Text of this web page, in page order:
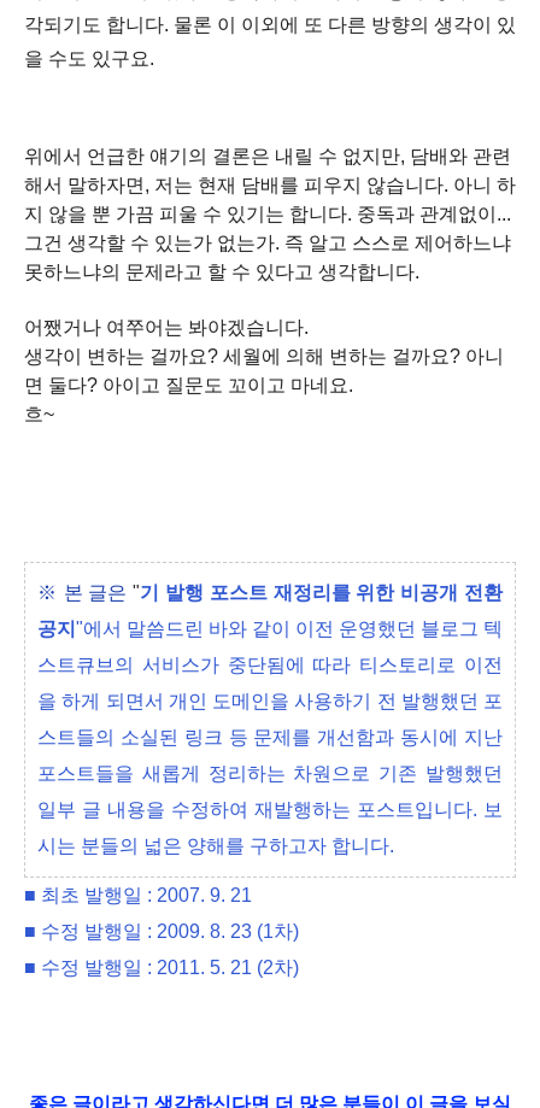
각되기도 합니다. 물론 이 이외에 또 다른 방향의 생각이 있
을 수도 있구요.
위에서 언급한 얘기의 결론은 내릴 수 없지만, 담배와 관련
해서 말하자면, 저는 현재 담배를 피우지 않습니다. 아니 하
지 않을 뿐 가끔 피울 수 있기는 합니다. 중독과 관계없이...
그건 생각할 수 있는가 없는가. 즉 알고 스스로 제어하느냐
못하느냐의 문제라고 할 수 있다고 생각합니다.
어쨌거나 여쭈어는 봐야겠습니다.
생각이 변하는 걸까요? 세월에 의해 변하는 걸까요? 아니
면 둘다? 아이고 질문도 꼬이고 마네요.
흐~
※ 본 글은 "기 발행 포스트 재정리를 위한 비공개 전환
공지 "에서 말씀드린 바와 같이 이전 운영했던 블로그 텍
스트큐브의 서비스가 중단됨에 따라 티스토리로 이전
을 하게 되면서 개인 도메인을 사용하기 전 발행했던 포
스트들의 소실된 링크 등 문제를 개선함과 동시에 지난
포스트들을 새롭게 정리하는 차원으로 기존 발행했던
일부 글 내용을 수정하여 재발행하는 포스트입니다. 보
시는 분들의 넓은 양해를 구하고자 합니다.
■ 최초 발행일 : 2007. 9. 21
■ 수정 발행일 : 2009. 8. 23 (1차)
■ 수정 발행일 : 2011. 5. 21 (2차)
좋은 글이라고 생각하신다면 더 많은 분들이 이 글을 보실